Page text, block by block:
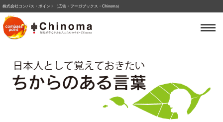
株式会社コンパス・ポイント（広告・フーガブックス・Chinoma）